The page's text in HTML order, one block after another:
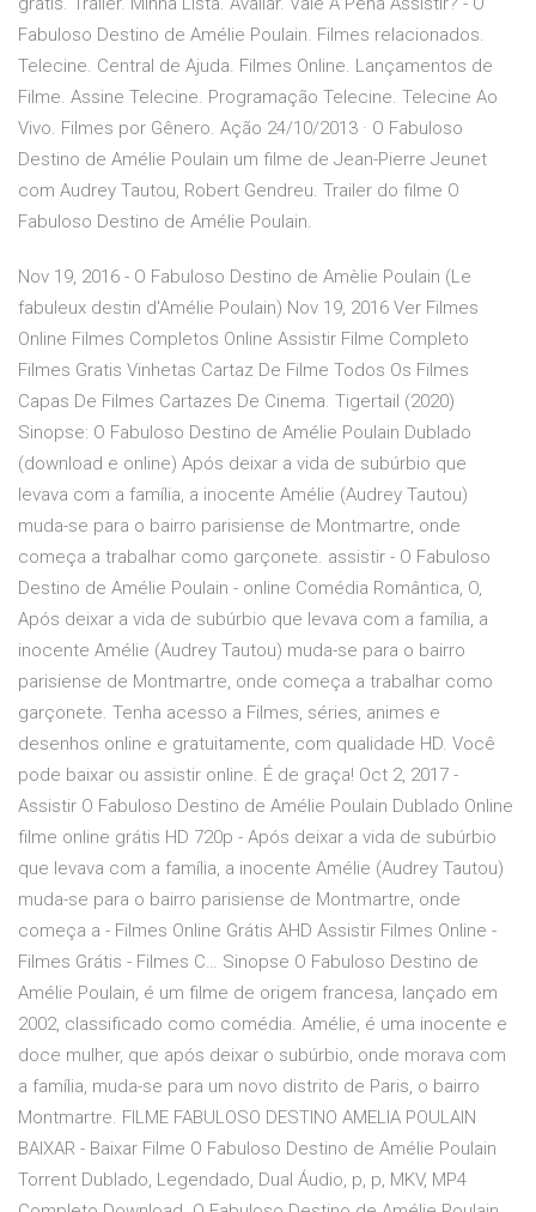
Fabuloso Destino de Amélie Poulain. Filmes relacionados.
Telecine. Central de Ajuda. Filmes Online. Lançamentos de
Filme. Assine Telecine. Programação Telecine. Telecine Ao
Vivo. Filmes por Gênero. Ação 24/10/2013 · O Fabuloso
Destino de Amélie Poulain um filme de Jean-Pierre Jeunet
com Audrey Tautou, Robert Gendreu. Trailer do filme O
Fabuloso Destino de Amélie Poulain.
Nov 19, 2016 - O Fabuloso Destino de Amèlie Poulain (Le
fabuleux destin d'Amélie Poulain) Nov 19, 2016 Ver Filmes
Online Filmes Completos Online Assistir Filme Completo
Filmes Gratis Vinhetas Cartaz De Filme Todos Os Filmes
Capas De Filmes Cartazes De Cinema. Tigertail (2020)
Sinopse: O Fabuloso Destino de Amélie Poulain Dublado
(download e online) Após deixar a vida de subúrbio que
levava com a família, a inocente Amélie (Audrey Tautou)
muda-se para o bairro parisiense de Montmartre, onde
começa a trabalhar como garçonete. assistir - O Fabuloso
Destino de Amélie Poulain - online Comédia Romântica, O,
Após deixar a vida de subúrbio que levava com a família, a
inocente Amélie (Audrey Tautou) muda-se para o bairro
parisiense de Montmartre, onde começa a trabalhar como
garçonete. Tenha acesso a Filmes, séries, animes e
desenhos online e gratuitamente, com qualidade HD. Você
pode baixar ou assistir online. É de graça! Oct 2, 2017 -
Assistir O Fabuloso Destino de Amélie Poulain Dublado Online
filme online grátis HD 720p - Após deixar a vida de subúrbio
que levava com a família, a inocente Amélie (Audrey Tautou)
muda-se para o bairro parisiense de Montmartre, onde
começa a - Filmes Online Grátis AHD Assistir Filmes Online -
Filmes Grátis - Filmes C… Sinopse O Fabuloso Destino de
Amélie Poulain, é um filme de origem francesa, lançado em
2002, classificado como comédia. Amélie, é uma inocente e
doce mulher, que após deixar o subúrbio, onde morava com
a família, muda-se para um novo distrito de Paris, o bairro
Montmartre. FILME FABULOSO DESTINO AMELIA POULAIN
BAIXAR - Baixar Filme O Fabuloso Destino de Amélie Poulain
Torrent Dublado, Legendado, Dual Áudio, p, p, MKV, MP4